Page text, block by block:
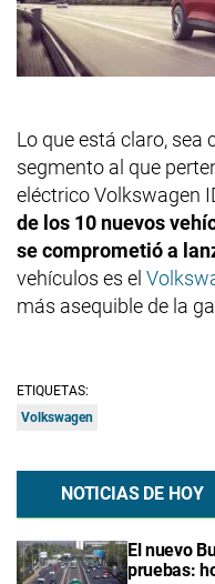
Lo que está claro, sea
segmento al que
eléctrico Volkswagen
de los 10 nuevos
se comprometió a
vehículos es el
más asequible de la
ETIQUETAS:
Volkswagen
NOTICIAS DE HOY
El nuevo
pruebas: